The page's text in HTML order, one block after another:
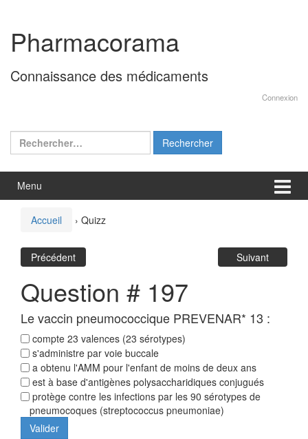
contenu
menu
principal
Pharmacorama
Connaissance des médicaments
Connexion
Rechercher :
Menu
Accueil › Quizz
Précédent Suivant
Question # 197
Le vaccin pneumococcique PREVENAR* 13 :
compte 23 valences (23 sérotypes)
s'administre par voie buccale
a obtenu l'AMM pour l'enfant de moins de deux ans
est à base d'antigènes polysaccharidiques conjugués
protège contre les infections par les 90 sérotypes de
pneumocoques (streptococcus pneumoniae)